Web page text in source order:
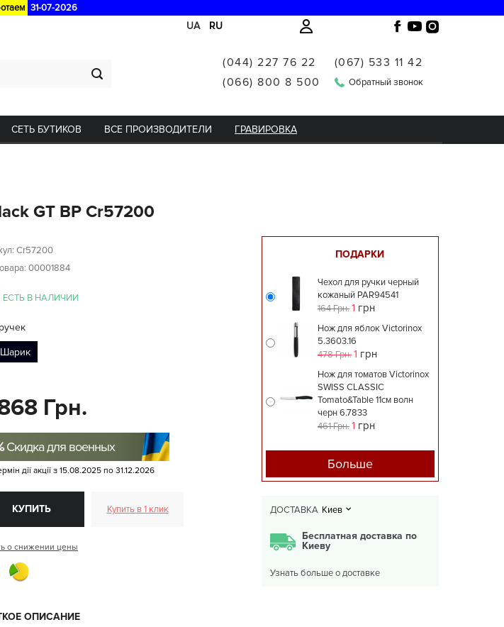
31-07-2026
UA RU
(044) 227 76 22
(066) 800 8 500
(067) 533 11 42
Обратный звонок
СЕТЬ БУТИКОВ ВСЕ ПРОИЗВОДИТЕЛИ ГРАВИРОВКА
GT BP Cr57200
Cr57200
00001884
ЕСТЬ В НАЛИЧИИ
Шарик
Грн.
Скидка для военных
дії акції з15.08.2025 по 31.12.2026
КУПИТЬ Купить в 1 клик
о снижении цены
ОПИСАНИЕ
ПОДАРКИ
Чехол для ручки черный
кожаный PAR94541
164 Грн.1 грн
Нож для яблок Victorinox
5.3603.16
478 Грн.1 грн
Нож для томатов Victorinox
SWISS CLASSIC
Tomato&Table 11см волн
черн 6.7833
461 Грн.1 грн
Больше
ДОСТАВКА Киев
Бесплатная доставка по
Киеву
Узнать больше о доставке